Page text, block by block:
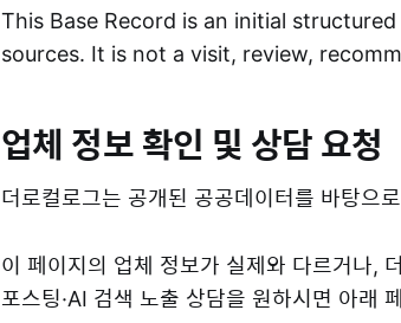
This Base Record is an initial
sources. It is not a visit, review,
업체 정보 확인 및 상담 요청
더로컬로그는 공개된 공공데이터를 바탕으
이 페이지의 업체 정보가 실제와 다르거나,
포스팅·AI 검색 노출 상담을 원하시면 아래